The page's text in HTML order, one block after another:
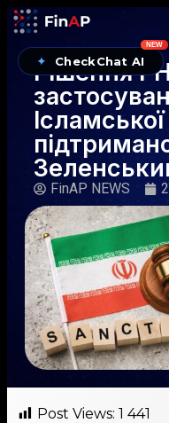
✦ CheckChat AI
NEW
Рішення
FinAP NEWS
Post Views: 1 441